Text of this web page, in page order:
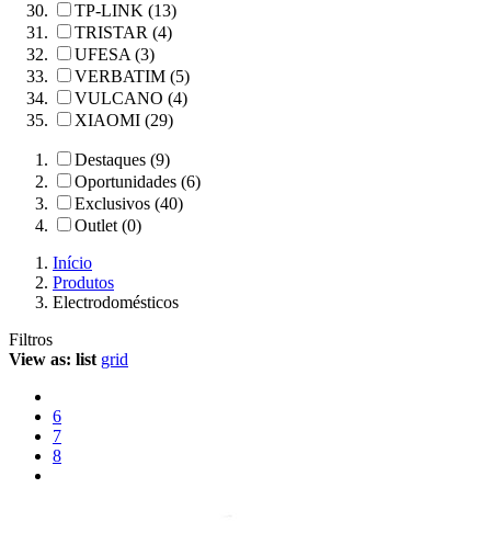
TP-LINK (13)
TRISTAR (4)
UFESA (3)
VERBATIM (5)
VULCANO (4)
XIAOMI (29)
Destaques (9)
Oportunidades (6)
Exclusivos (40)
Outlet (0)
Início
Produtos
Electrodomésticos
Filtros
View as: list grid
6
7
8